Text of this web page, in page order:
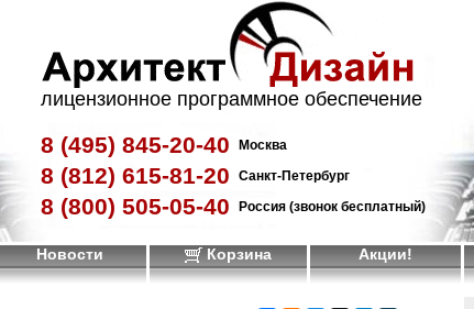
лицензионное программное обеспечение
8 (495) 845-20-40 Москва
8 (812) 615-81-20 Санкт-Петербург
8 (800) 505-05-40 Россия (звонок бесплатный)
Новости Корзина Акции!